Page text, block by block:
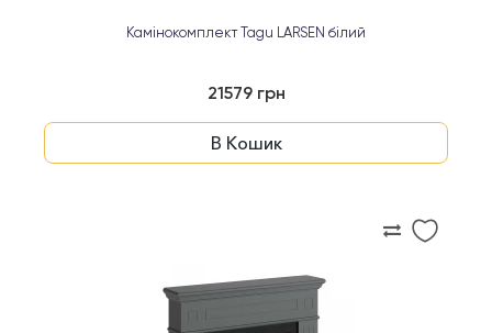
Камінокомплект Tagu LARSEN білий
21579 грн
В Кошик